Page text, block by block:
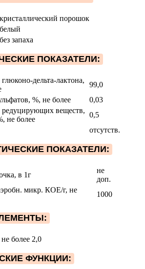
кристаллический порошок
белый
без запаха
ПОКАЗАТЕЛИ:
дельта-лактона,
99,0
%, не более
0,03
редуцирующих веществ,
не более
0,5
отсутств.
ПОКАЗАТЕЛИ:
в 1г
не
доп.
микр. КОЕ/г, не
1000
более 2,0
ФУНКЦИИ: